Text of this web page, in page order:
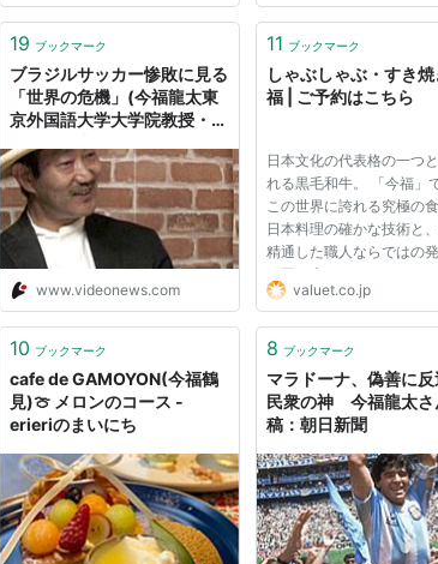
だ。今回の原発事故と「日本の公
の...
19 ブックマーク
ブラジルサッカー惨敗に見る
「世界の危機」(今福龍太東
京外国語大学大学院教授・文
www.videonews.com
11 ブックマーク
しゃぶしゃぶ・すき焼
福 | ご予約はこちら
日本文化の代表格の一つ
れる黒毛和牛。 「今福」で
この世界に誇れる究極の食
日本料理の確かな技術と
精通した職人ならではの
お召し上がりいただきます
切の妥協なく厳選された極
供する しゃぶしゃぶとすき
節...
valuet.co.jp
10 ブックマーク
cafe de GAMOYON(今福鶴
見)🍈 メロンのコース -
erieriのまいにち
8 ブックマーク
マラドーナ、偽善に反
民衆の神 今福龍太さ
稿：朝日新聞